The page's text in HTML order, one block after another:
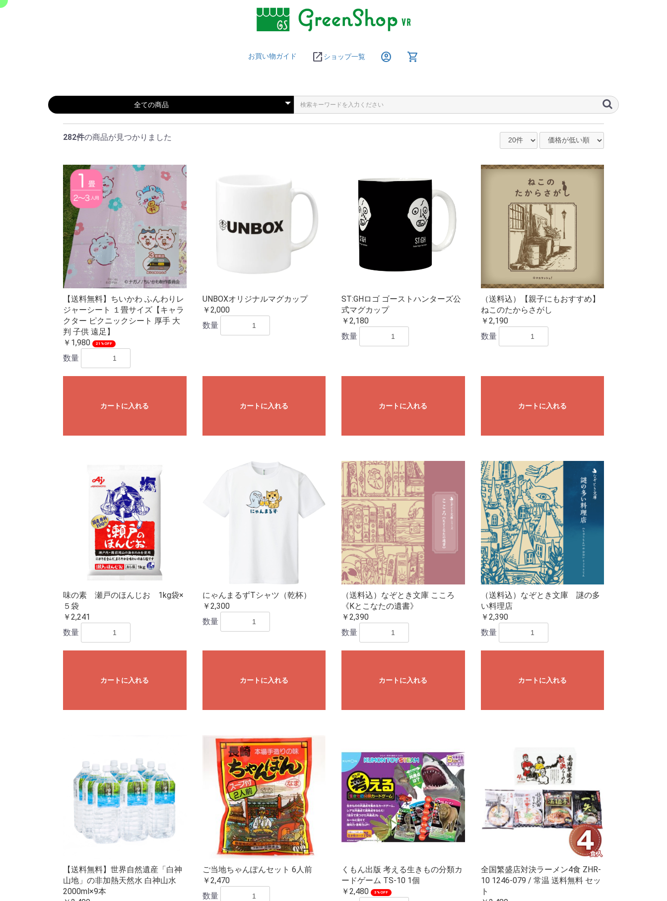
お買い物ガイド open_in_new ショップ一覧 account_circle shopping_cart
282件の商品が見つかりました
【送料無料】ちいかわ ふんわりレ
ジャーシート １畳サイズ【キャラ
クター ピクニックシート 厚手 大
判 子供 遠足】
￥1,980
21%OFF
数量
カートに入れる
UNBOXオリジナルマグカップ
￥2,000
数量
カートに入れる
ST:GHロゴ ゴーストハンターズ公
式マグカップ
￥2,180
数量
カートに入れる
（送料込）【親子にもおすすめ】
ねこのたからさがし
￥2,190
数量
カートに入れる
味の素 瀬戸のほんじお 1kg袋×
５袋
￥2,241
数量
カートに入れる
にゃんまるずTシャツ（乾杯）
￥2,300
数量
カートに入れる
（送料込）なぞとき文庫 こころ
《Kとこなたの遺書》
￥2,390
数量
カートに入れる
（送料込）なぞとき文庫 謎の多
い料理店
￥2,390
数量
カートに入れる
【送料無料】世界自然遺産「白神
山地」の非加熱天然水 白神山水
2000ml×9本
ご当地ちゃんぽんセット 6人前
￥2,470
数量
くもん出版 考える生きもの分類カ
ードゲーム TS-10 1個
￥2,480
3%OFF
全国繁盛店対決ラーメン4食 ZHR-
10 1246-079 / 常温 送料無料 セッ
ト